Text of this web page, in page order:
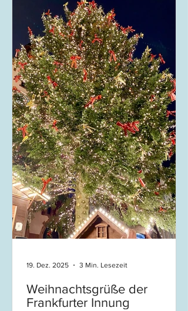
Weihnachtsgrüße der
Frankfurter Innung
19. Dez. 2025 3 Min. Lesezeit